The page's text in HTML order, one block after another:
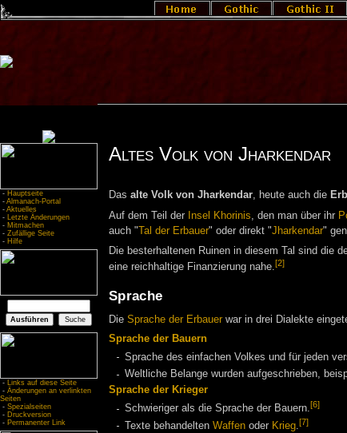
- Hauptseite
- Almanach-Portal
- Aktuelles
- Letzte Änderungen
- Mitmachen
- Zufällige Seite
- Hilfe
- Links auf diese Seite
- Änderungen an verlinkten
Seiten
- Spezialseiten
- Druckversion
- Permanenter Link
Altes Volk von Jharkendar
Das alte Volk von Jharkendar, heute auch die
Auf dem Teil der Insel Khorinis, den man über ihr
auch " Tal der Erbauer" oder direkt "Jharkendar"
Die besterhaltenen Ruinen in diesem Tal sind die
eine reichhaltige Finanzierung nahe.[2]
Sprache
Die Sprache der Erbauerwar in drei Dialekte
Sprache der Bauern
Sprache des einfachen Volkes und für jeden
Weltliche Belange wurden aufgeschrieben,
Sprache der Krieger
Schwieriger als die Sprache der Bauern.[6]
Texte behandelten Waffen oder Krieg.[7]